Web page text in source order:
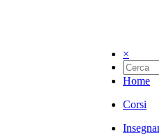
×
Home
Corsi